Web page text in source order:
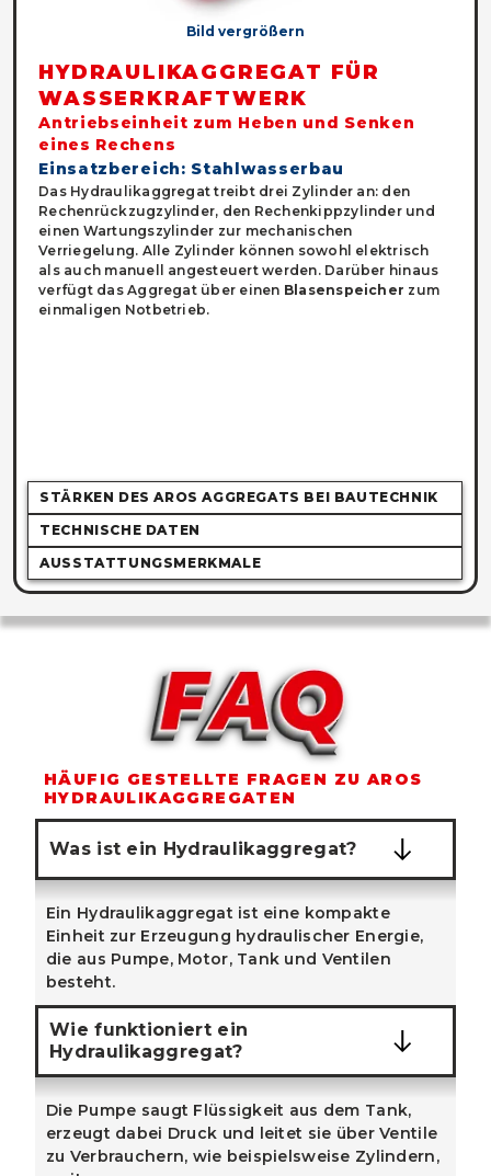
HYDRAULIKAGGREGAT FÜR
WASSERKRAFTWERK
Antriebseinheit zum Heben und Senken
eines Rechens
Einsatzbereich: Stahlwasserbau
Das Hydraulikaggregat treibt drei Zylinder an: den
Rechenrückzugzylinder, den Rechenkippzylinder und
einen Wartungszylinder zur mechanischen
Verriegelung. Alle Zylinder können sowohl elektrisch
als auch manuell angesteuert werden. Darüber hinaus
verfügt das Aggregat über einen Blasenspeicher zum
einmaligen Notbetrieb.
Bild vergrößern
STÄRKEN DES AROS AGGREGATS BEI BAUTECHNIK
TECHNISCHE DATEN
AUSSTATTUNGSMERKMALE
HÄUFIG GESTELLTE FRAGEN ZU AROS
HYDRAULIKAGGREGATEN
Was ist ein Hydraulikaggregat?
Ein Hydraulikaggregat ist eine kompakte
Einheit zur Erzeugung hydraulischer Energie,
die aus Pumpe, Motor, Tank und Ventilen
besteht.
Wie funktioniert ein
Hydraulikaggregat?
Die Pumpe saugt Flüssigkeit aus dem Tank,
erzeugt dabei Druck und leitet sie über Ventile
zu Verbrauchern, wie beispielsweise Zylindern,